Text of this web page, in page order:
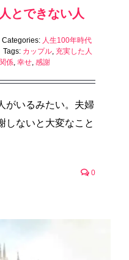
とできない人
Categories: 人生100年時代
Tags: カップル 充実した人
係 幸せ 感謝
がいるみたい。夫婦
しないと大変なこと
0